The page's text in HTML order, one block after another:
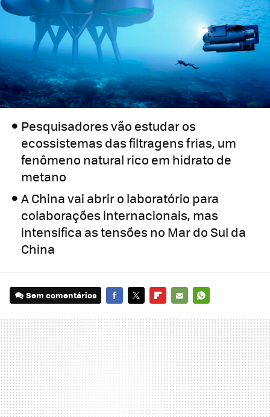
Pesquisadores vão estudar os
ecossistemas das filtragens frias, um
fenômeno natural rico em hidrato de
metano
A China vai abrir o laboratório para
colaborações internacionais, mas
intensifica as tensões no Mar do Sul da
China
Sem comentários
MAIL